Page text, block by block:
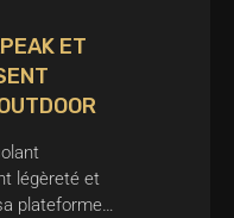
ET
légèreté et
plateforme…